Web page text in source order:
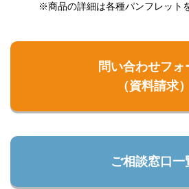
※商品の詳細は各種パンフレット
問い合わせフォ
（資料請求）
ご相談窓口一